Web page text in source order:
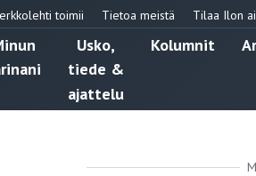
toimii Tietoa meistä Tilaa Ilon
Usko,
tiede &
ajattelu
Kolumnit